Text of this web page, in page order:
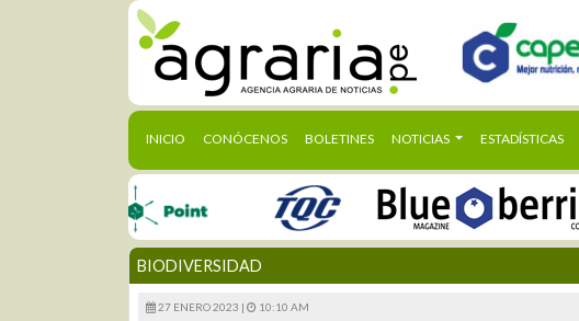
INICIO (CURRENT)
CONÓCENOS BOLETINES NOTICIAS ESTADÍSTICAS
BIODIVERSIDAD
27 ENERO 2023 | 10:10 AM